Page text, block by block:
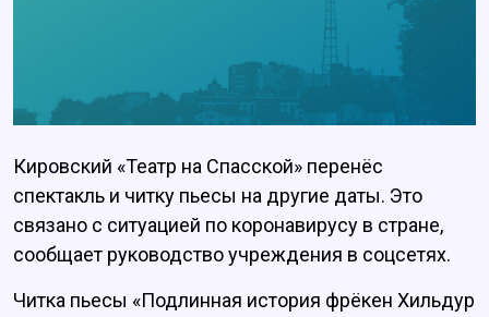
Кировский «Театр на Спасской» перенёс
спектакль и читку пьесы на другие даты. Это
связано с ситуацией по коронавирусу в стране,
сообщает руководство учреждения в соцсетях.
Читка пьесы «Подлинная история фрёкен Хильдур